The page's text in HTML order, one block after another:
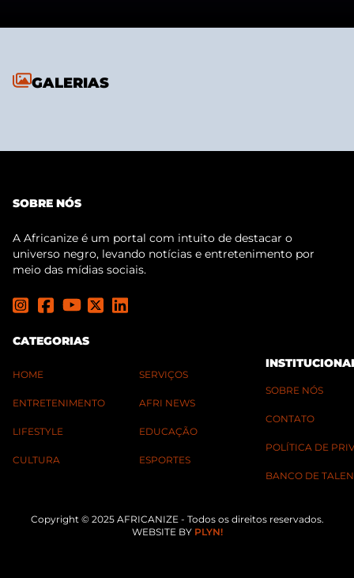
GALERIAS
SOBRE NÓS
A Africanize é um portal com intuito de destacar o
universo negro, levando notícias e entretenimento por
meio das mídias sociais.
CATEGORIAS
HOME
ENTRETENIMENTO
LIFESTYLE
CULTURA
SERVIÇOS
AFRI NEWS
EDUCAÇÃO
ESPORTES
SOBRE NÓS
CONTATO
POLÍTICA DE
BANCO DE
Copyright © 2025 AFRICANIZE - Todos os direitos reservados.
WEBSITE BY PLYN!